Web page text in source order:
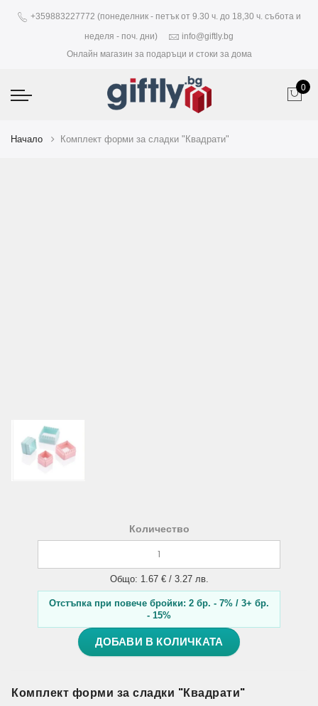
+359883227772 (понеделник - петък от 9.30 ч. до 18,30 ч. събота и
неделя - поч. дни)
info@giftly.bg
Онлайн магазин за подаръци и стоки за дома
0
Начало Комплект форми за сладки "Квадрати"
Количество
Общо: 1.67 € / 3.27 лв.
Отстъпка при повече бройки: 2 бр. - 7% / 3+ бр.
- 15%
ДОБАВИ В КОЛИЧКАТА
Комплект форми за сладки "Квадрати"